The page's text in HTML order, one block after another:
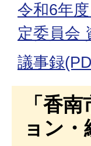
令和6年
定委員会
議事録
「香
ョン